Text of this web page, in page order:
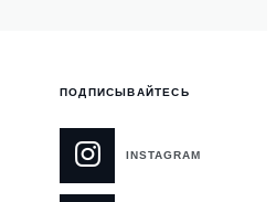
ПОДПИСЫВАЙТЕСЬ
INSTAGRAM